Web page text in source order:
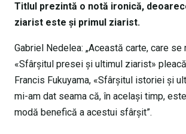
Titlul prezintă o notă ironică,
ziarist este şi primul ziarist.
Gabriel Nedelea: „Această carte, care se
«Sfârşitul presei şi ultimul ziarist»
Francis Fukuyama, «Sfârşitul istoriei şi
mi-am dat seama că, în acelaşi timp,
modă benefică a acestui sfârşit”.